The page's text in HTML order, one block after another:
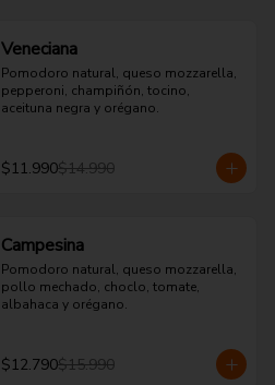
Veneciana
Pomodoro natural, queso mozzarella,
pepperoni, champiñón, tocino,
aceituna negra y orégano.
$11.990$14.990
Campesina
Pomodoro natural, queso mozzarella,
pollo mechado, choclo, tomate,
albahaca y orégano.
$12.790$15.990